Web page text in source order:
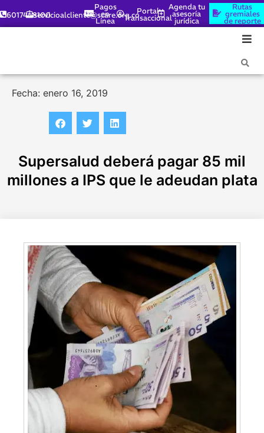
6017448100servicioalcliente@scare.org.co
Pagos
en
Línea
Portal
Transaccional
Agenda tu
asesoría
jurídica
Rutas
gremiales
de reporte
Fecha: enero 16, 2019
Supersalud deberá pagar 85 mil
millones a IPS que le adeudan plata